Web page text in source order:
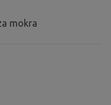
mokra